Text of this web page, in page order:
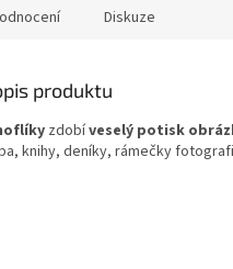
Diskuze
produktu
zdobíveselý potisk
knihy, deníky, rámečky